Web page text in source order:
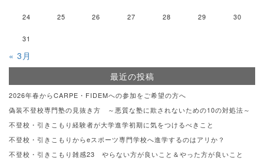
24 25 26 27 28 29 30
31
« 3月
最近の投稿
2026年春からCARPE・FIDEMへの参加をご希望の方へ
偽装不登校専門塾の見抜き方 ～悪質な塾に欺されないための10の対処法～
不登校・引きこもり経験者が大学進学初期に気をつけるべきこと
不登校・引きこもりからeスポーツ専門学校へ進学するのはアリか？
不登校・引きこもり雑感23 やらない方が良いこと＆やった方が良いこと